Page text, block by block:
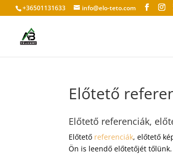
+36501131633 info@elo-teto.com
Előtető
Előtető referenciák,
Előtető referenciák, előtető
Ön is leendő előtetőjét